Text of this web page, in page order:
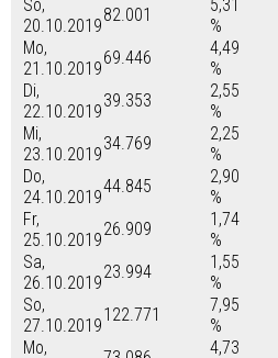
So,
20.10.2019
82.001
5,31
%
Mo,
21.10.2019
69.446
4,49
%
Di,
22.10.2019
39.353
2,55
%
Mi,
23.10.2019
34.769
2,25
%
Do,
24.10.2019
44.845
2,90
%
Fr,
25.10.2019
26.909
1,74
%
Sa,
26.10.2019
23.994
1,55
%
So,
27.10.2019
122.771
7,95
%
Mo,
4,73